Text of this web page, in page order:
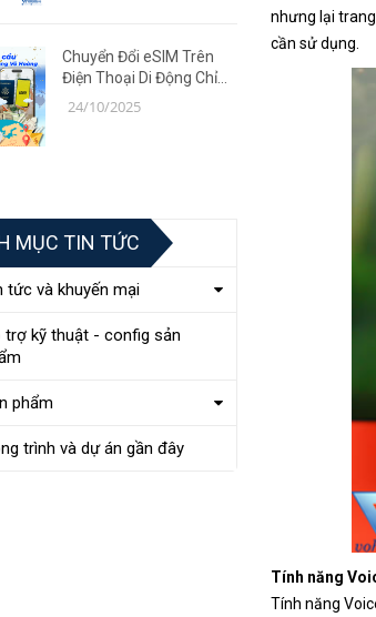
nhưng lại
cần sử dụng.
Tính năng
Tính năng
Chuyển Đổi eSIM Trên
Điện Thoại Di Động Chỉ
Trong 5 Phút | Giải Pháp
24/10/2025
MỤC TIN TỨC
tức và khuyến mại
trợ kỹ thuật - config sản
phẩm
trình và dự án gần đây